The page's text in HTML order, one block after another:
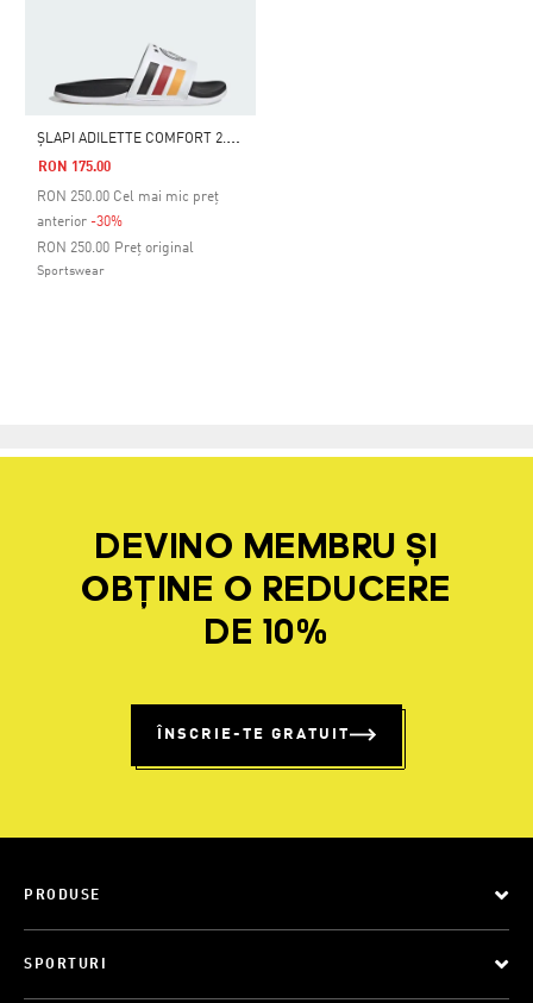
Ș
LAPI ADILETTE COMFORT 2.0 GERMANY
RON 175.00
RON 250.00 Cel mai mic preț
anterior -30%
Preț original
Preț redus de la
RON 250.00la
Sportswear
DEVINO MEMBRU ȘI
OBȚINE O REDUCERE
DE 10%
ÎNSCRIE-TE GRATUIT
PRODUSE
SPORTURI